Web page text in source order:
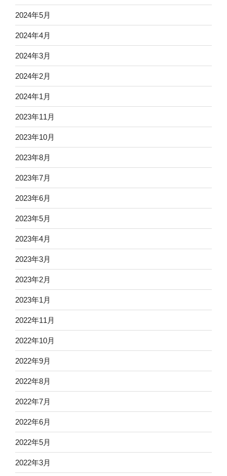
2024年5月
2024年4月
2024年3月
2024年2月
2024年1月
2023年11月
2023年10月
2023年8月
2023年7月
2023年6月
2023年5月
2023年4月
2023年3月
2023年2月
2023年1月
2022年11月
2022年10月
2022年9月
2022年8月
2022年7月
2022年6月
2022年5月
2022年3月